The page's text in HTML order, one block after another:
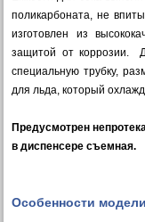
поликарбоната, не
изготовлен из
защитой от коррозии.
специальную трубку,
для льда, который
Предусмотрен
в диспенсере съемная.
Особенности